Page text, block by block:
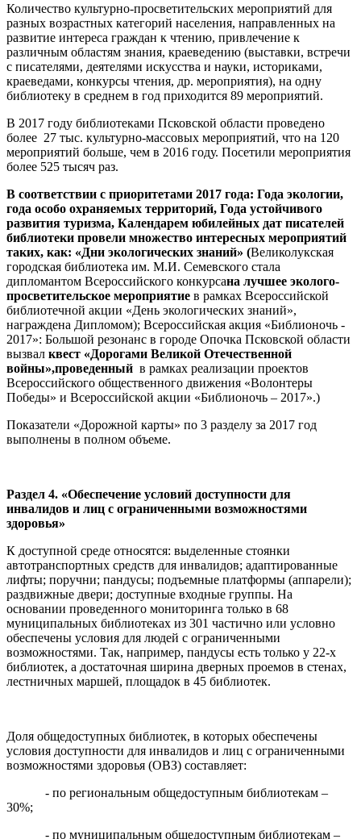
Количество культурно-просветительских мероприятий для
разных возрастных категорий населения, направленных на
развитие интереса граждан к чтению, привлечение к
различным областям знания, краеведению (выставки, встречи
с писателями, деятелями искусства и науки, историками,
краеведами, конкурсы чтения, др. мероприятия), на одну
библиотеку в среднем в год приходится 89 мероприятий.
В 2017 году библиотеками Псковской области проведено
более 27 тыс. культурно-массовых мероприятий, что на 120
мероприятий больше, чем в 2016 году. Посетили мероприятия
более 525 тысяч раз.
В соответствии с приоритетами 2017 года: Года экологии,
года особо охраняемых территорий, Года устойчивого
развития туризма, Календарем юбилейных дат писателей
библиотеки провели множество интересных мероприятий
таких, как: «Дни экологических знаний» (Великолукская
городская библиотека им. М.И. Семевского стала
дипломантом Всероссийского конкурсана лучшее эколого-
просветительское мероприятие в рамках Всероссийской
библиотечной акции «День экологических знаний»,
награждена Дипломом); Всероссийская акция «Библионочь -
2017»: Большой резонанс в городе Опочка Псковской области
вызвал квест «Дорогами Великой Отечественной
войны»,проведенный в рамках реализации проектов
Всероссийского общественного движения «Волонтеры
Победы» и Всероссийской акции «Библионочь – 2017».)
Показатели «Дорожной карты» по 3 разделу за 2017 год
выполнены в полном объеме.
Раздел 4. «Обеспечение условий доступности для
инвалидов и лиц с ограниченными возможностями
здоровья»
К доступной среде относятся: выделенные стоянки
автотранспортных средств для инвалидов; адаптированные
лифты; поручни; пандусы; подъемные платформы (аппарели);
раздвижные двери; доступные входные группы. На
основании проведенного мониторинга только в 68
муниципальных библиотеках из 301 частично или условно
обеспечены условия для людей с ограниченными
возможностями. Так, например, пандусы есть только у 22-х
библиотек, а достаточная ширина дверных проемов в стенах,
лестничных маршей, площадок в 45 библиотек.
Доля общедоступных библиотек, в которых обеспечены
условия доступности для инвалидов и лиц с ограниченными
возможностями здоровья (ОВЗ) составляет:
- по региональным общедоступным библиотекам –
30%;
- по муниципальным общедоступным библиотекам –